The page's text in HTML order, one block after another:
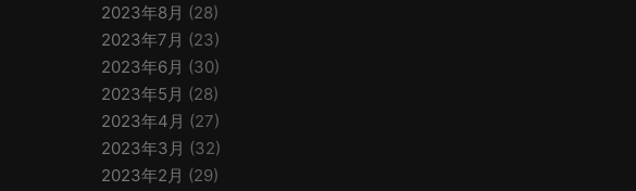
2023年8月 (28)
2023年7月 (23)
2023年6月 (30)
2023年5月 (28)
2023年4月 (27)
2023年3月 (32)
2023年2月 (29)